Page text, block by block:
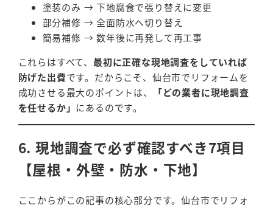
塗装のみ → 下地腐食で張り替えに変更
部分補修 → 全面防水へ切り替え
簡易補修 → 数年後に再発して再工事
これらはすべて、 最初に正確な現地調査をしていれば
防げた出費です。だからこそ、仙台市でリフォームを
成功させる最大のポイントは、
「どの業者に現地調査
を任せるか」 にあるのです。
6. 現地調査で必ず確認すべき7項目
【屋根・外壁・防水・下地】
ここからがこの記事の核心部分です。仙台市でリフォ